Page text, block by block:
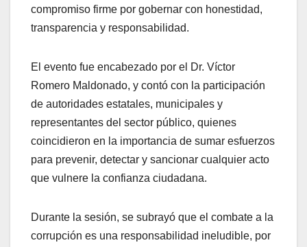
compromiso firme por gobernar con honestidad,
transparencia y responsabilidad.
El evento fue encabezado por el Dr. Víctor
Romero Maldonado, y contó con la participación
de autoridades estatales, municipales y
representantes del sector público, quienes
coincidieron en la importancia de sumar esfuerzos
para prevenir, detectar y sancionar cualquier acto
que vulnere la confianza ciudadana.
Durante la sesión, se subrayó que el combate a la
corrupción es una responsabilidad ineludible, por